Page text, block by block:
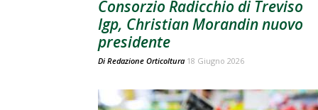
Consorzio Radicchio di Treviso
Igp, Christian Morandin nuovo
presidente
Di Redazione Orticoltura 18 Giugno 2026